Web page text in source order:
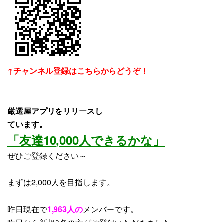
↑チャンネル登録はこちらからどうぞ！
厳選屋アプリをリリースし
ています。
「友達10,000人できるかな」
ぜひご登録ください～
まずは2,000人を目指します。
昨日現在で1,963人のメンバーです。